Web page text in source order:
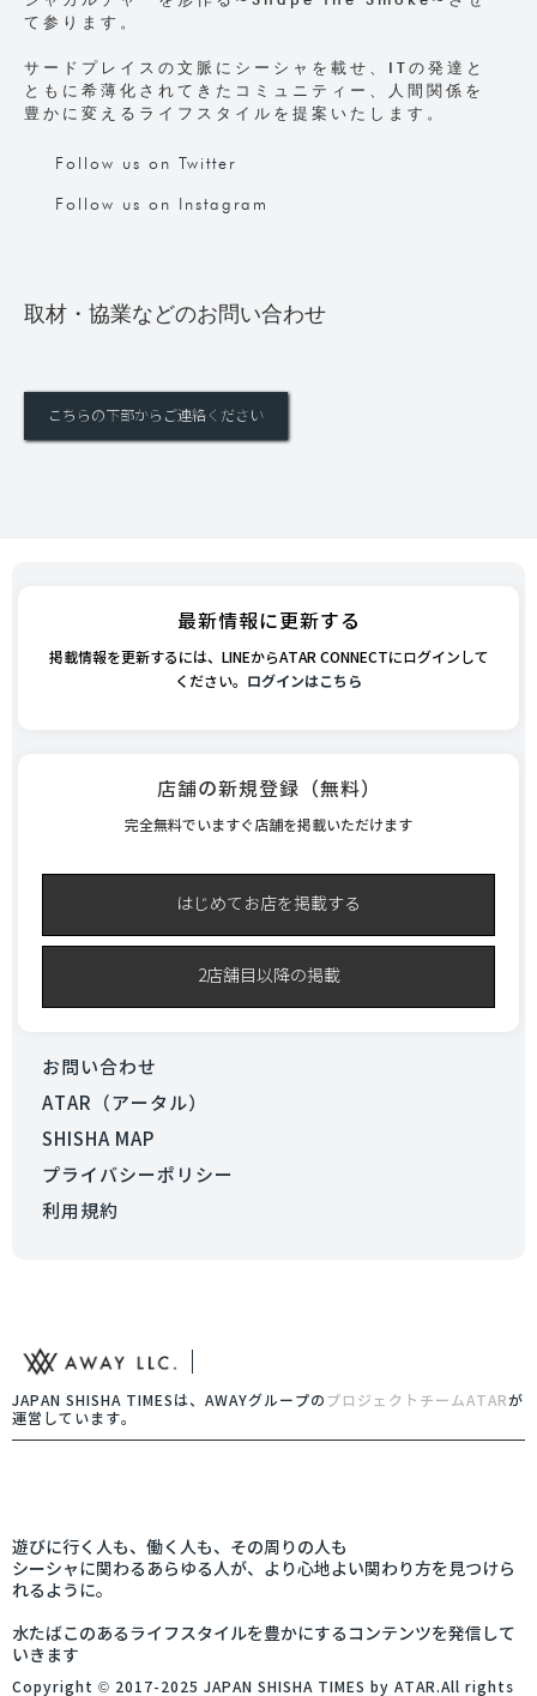
て参ります。
サードプレイスの文脈にシーシャを載せ、ITの発達と
ともに希薄化されてきたコミュニティー、人間関係を
豊かに変えるライフスタイルを提案いたします。
Follow us on Twitter
Follow us on Instagram
取材・協業などのお問い合わせ
こちらの下部からご連絡ください
最新情報に更新する
掲載情報を更新するには、LINEからATAR CONNECTにログインして
ください。 ログインはこちら
店舗の新規登録（無料）
完全無料でいますぐ店舗を掲載いただけます
はじめてお店を掲載する
2店舗目以降の掲載
お問い合わせ
ATAR（アータル）
SHISHA MAP
プライバシーポリシー
利用規約
JAPAN SHISHA TIMESは、AWAYグループの プロジェクトチームATARが
運営しています。
遊びに行く人も、働く人も、その周りの人も
シーシャに関わるあらゆる人が、より心地よい関わり方を見つけら
れるように。
水たばこのあるライフスタイルを豊かにするコンテンツを発信して
いきます
Copyright © 2017-2025 JAPAN SHISHA TIMES by ATAR.All rights